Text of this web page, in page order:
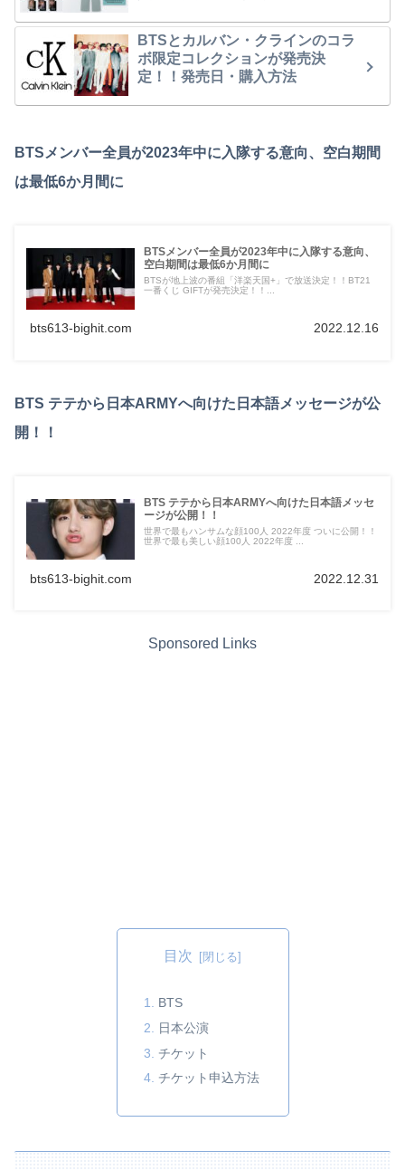
BTSとカルバン・クラインのコラ
ボ限定コレクションが発売決
定！！発売日・購入方法
BTSメンバー全員が2023年中に入隊する意向、空白期間
は最低6か月間に
BTSメンバー全員が2023年中に入隊する意向、
空白期間は最低6か月間に
BTSが地上波の番組「洋楽天国+」で放送決定！！BT21
一番くじ GIFTが発売決定！！...
bts613-bighit.com 2022.12.16
BTS テテから日本ARMYへ向けた日本語メッセージが公
開！！
BTS テテから日本ARMYへ向けた日本語メッセ
ージが公開！！
世界で最もハンサムな顔100人 2022年度 ついに公開！！
世界で最も美しい顔100人 2022年度 ...
bts613-bighit.com 2022.12.31
Sponsored Links
目次
BTS
日本公演
チケット
チケット申込方法